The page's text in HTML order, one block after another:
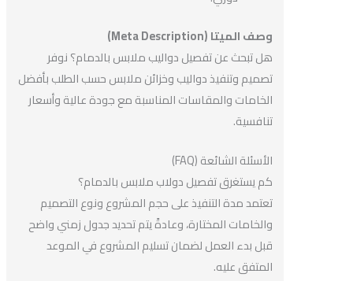
وصف الميتا (Meta Description)
هل تبحث عن تفصيل دواليب ملابس بالدمام؟ نوفر
تصميم وتنفيذ دواليب وخزائن ملابس حسب الطلب بأفضل
الخامات والمقاسات المناسبة مع جودة عالية وأسعار
تنافسية.
الأسئلة الشائعة (FAQ)
كم يستغرق تفصيل دولاب ملابس بالدمام؟
تعتمد مدة التنفيذ على حجم المشروع ونوع التصميم
والخامات المختارة، وعادةً يتم تحديد جدول زمني واضح
قبل بدء العمل لضمان تسليم المشروع في الموعد
المتفق عليه.